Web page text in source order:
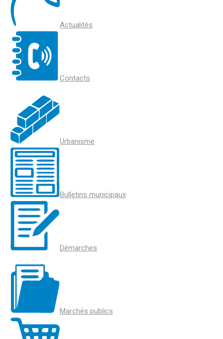
Actualités
Contacts
Urbanisme
Bulletins municipaux
Démarches
Marchés publics